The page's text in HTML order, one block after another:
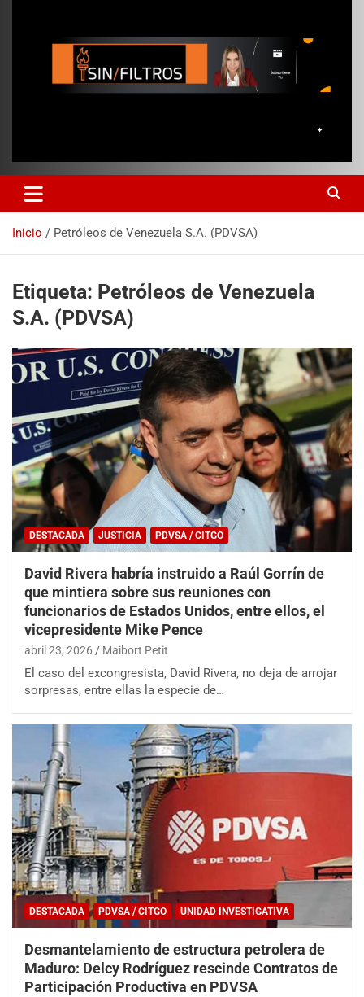
Inicio Petróleos de Venezuela S.A. (PDVSA)
Etiqueta: Petróleos de Venezuela
S.A. (PDVSA)
DESTACADA JUSTICIA PDVSA / CITGO
David Rivera habría instruido a Raúl Gorrín de
que mintiera sobre sus reuniones con
funcionarios de Estados Unidos, entre ellos, el
vicepresidente Mike Pence
abril 23, 2026 Maibort Petit
El caso del excongresista, David Rivera, no deja de arrojar
sorpresas, entre ellas la especie de…
DESTACADA PDVSA / CITGO UNIDAD INVESTIGATIVA
Desmantelamiento de estructura petrolera de
Maduro: Delcy Rodríguez rescinde Contratos de
Participación Productiva en PDVSA